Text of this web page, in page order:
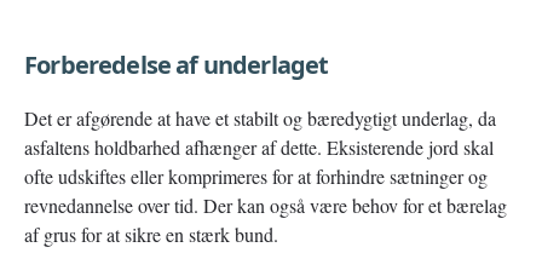
Forberedelse af underlaget
Det er afgørende at have et stabilt og bæredygtigt underlag, da
asfaltens holdbarhed afhænger af dette. Eksisterende jord skal
ofte udskiftes eller komprimeres for at forhindre sætninger og
revnedannelse over tid. Der kan også være behov for et bærelag
af grus for at sikre en stærk bund.